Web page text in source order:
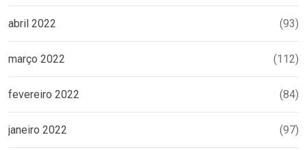
abril 2022 (93)
março 2022 (112)
fevereiro 2022 (84)
janeiro 2022 (97)